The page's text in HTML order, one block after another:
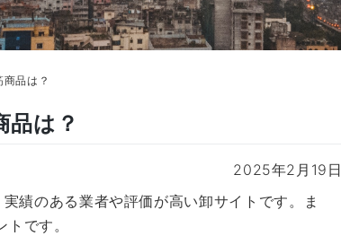
品は？
品は？
2025年2月19日
績のある業者や評価が高い卸サイトです。ま
です。